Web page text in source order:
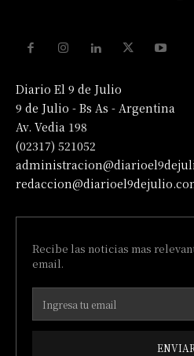
Diario El 9 de Julio
9 de Julio - Bs As - Argentina
Av. Vedia 198
(02317) 521052
Recibe las noticias mas
email.
ENVIAR